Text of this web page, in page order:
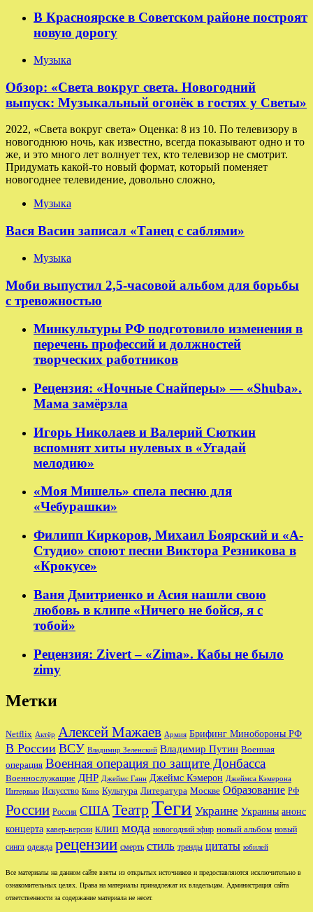
В Красноярске в Советском районе построят
новую дорогу
Музыка
Обзор: «Света вокруг света. Новогодний
выпуск: Музыкальный огонёк в гостях у Светы»
2022, «Света вокруг света» Оценка: 8 из 10. По телевизору в
новогоднюю ночь, как известно, всегда показывают одно и то
же, и это много лет волнует тех, кто телевизор не смотрит.
Придумать какой-то новый формат, который поменяет
новогоднее телевидение, довольно сложно,
Музыка
Вася Васин записал «Танец с саблями»
Музыка
Моби выпустил 2,5-часовой альбом для борьбы
с тревожностью
Минкультуры РФ подготовило изменения в
перечень профессий и должностей
творческих работников
Рецензия: «Ночные Снайперы» — «Shuba».
Мама замёрзла
Игорь Николаев и Валерий Сюткин
вспомнят хиты нулевых в «Угадай
мелодию»
«Моя Мишель» спела песню для
«Чебурашки»
Филипп Киркоров, Михаил Боярский и «А-
Студио» споют песни Виктора Резникова в
«Крокусе»
Ваня Дмитриенко и Асия нашли свою
любовь в клипе «Ничего не бойся, я с
тобой»
Рецензия: Zivert – «Zima». Кабы не было
zimy
Метки
Netflix Актёр Алексей Мажаев Армия Брифинг Минобороны РФ
В России ВСУ Владимир Зеленский Владимир Путин Военная
операция Военная операция по защите Донбасса
Военнослужащие ДНР Джеймс Ганн Джеймс Кэмерон Джеймса Кэмерона
Интервью Искусство Кино Культура Литература Москве Образование РФ
России Россия США ТеатрТеги Украине Украины анонс
концерта кавер-версии клип мода новогодний эфир новый альбом новый
сингл одежда рецензии смерть стиль тренды цитаты юбилей
Все материалы на данном сайте взяты из открытых источников и предоставляются исключительно в
ознакомительных целях. Права на материалы принадлежат их владельцам. Администрация сайта
ответственности за содержание материала не несет.